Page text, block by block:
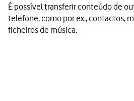
É possível transferir conteúdo de
telefone, como por ex., contactos,
ficheiros de música.